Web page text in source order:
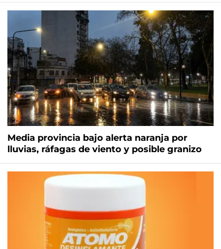
Media provincia bajo alerta naranja por
lluvias, ráfagas de viento y posible granizo